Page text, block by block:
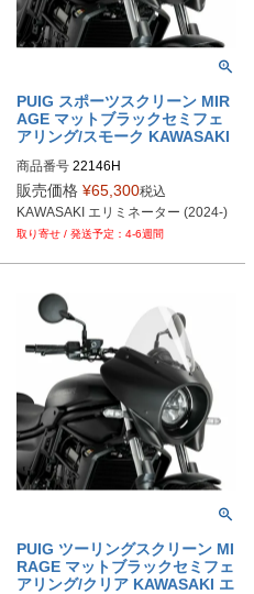
PUIG スポーツスクリーン MIR
AGE マットブラックセミフェ
アリング/スモーク KAWASAKI
商品番号 22146H
販売価格 ¥65,300税込
KAWASAKI エリミネーター (2024-)
4-6週間
PUIG ツーリングスクリーン MI
RAGE マットブラックセミフェ
アリング/クリア KAWASAKI エ